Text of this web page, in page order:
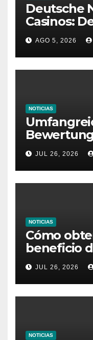
Deutsche
Casinos:
Ratgeber
AGO 5, 2026
NOTICIAS
dieses
JUL 26, 2026
NOTICIAS
Cómo
beneficio
bonus
JUL 26, 2026
NOTICIAS